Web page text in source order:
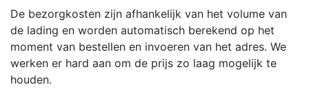
De bezorgkosten zijn afhankelijk van het volume van
de lading en worden automatisch berekend op het
moment van bestellen en invoeren van het adres. We
werken er hard aan om de prijs zo laag mogelijk te
houden.